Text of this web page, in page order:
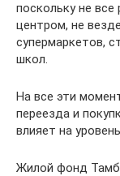
поскольку не
центром, не
супермаркетов,
школ.
На все эти
переезда и
влияет на
Жилой фонд